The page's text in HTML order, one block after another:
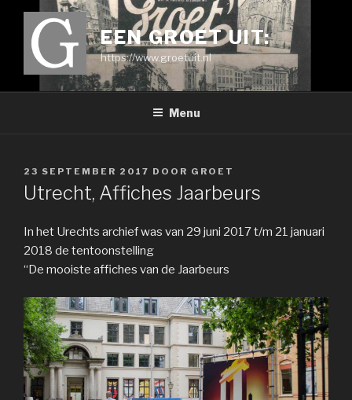
EEN GROET UIT:
https://www.groetuit.nl
Menu
GEPLAATST
OP
23 SEPTEMBER 2017 DOOR GROET
Utrecht, Affiches Jaarbeurs
In het Urechts archief was van 29 juni 2017 t/m 21 januari
2018 de tentoonstelling
“De mooiste affiches van de Jaarbeurs